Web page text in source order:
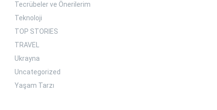
Tecrübeler ve Önerilerim
Teknoloji
TOP STORIES
TRAVEL
Ukrayna
Uncategorized
Yaşam Tarzı